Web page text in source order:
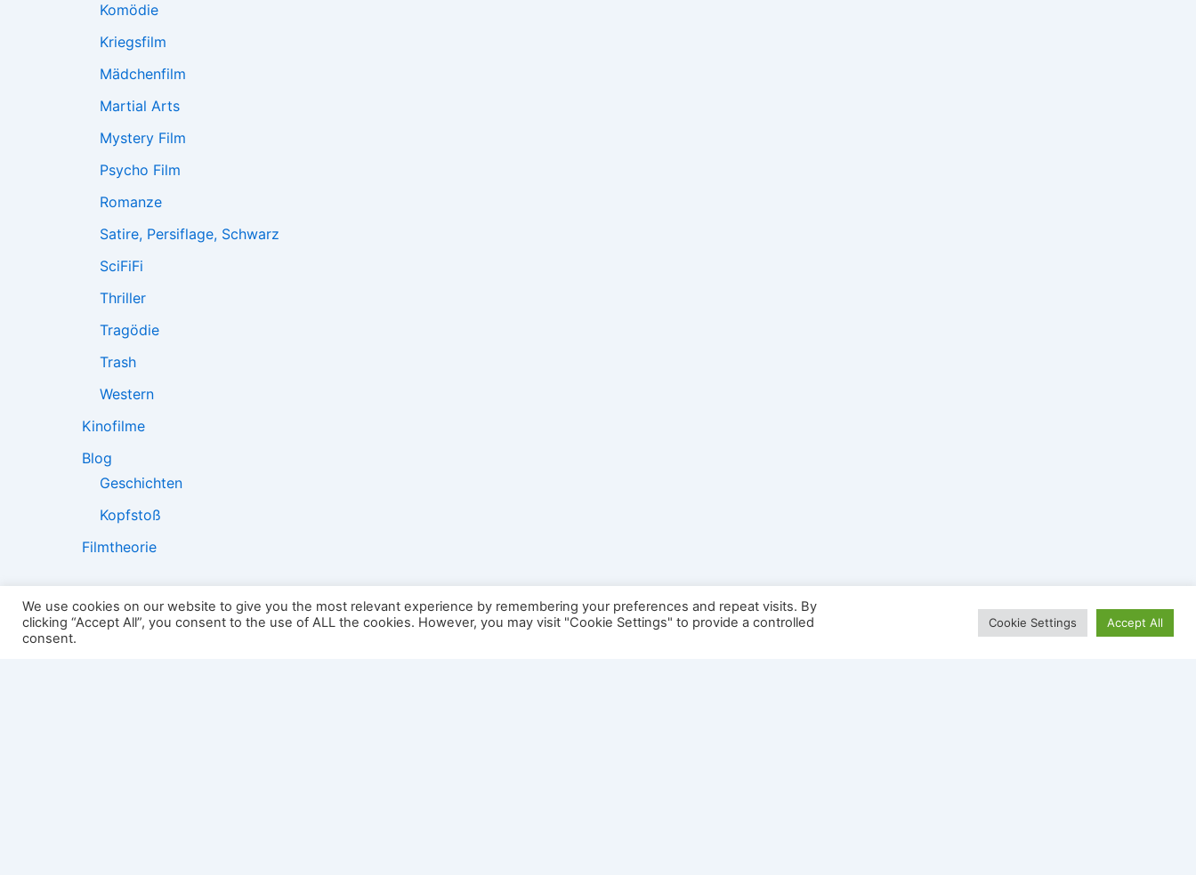
Komödie
Kriegsfilm
Mädchenfilm
Martial Arts
Mystery Film
Psycho Film
Romanze
Satire, Persiflage, Schwarz
SciFiFi
Thriller
Tragödie
Trash
Western
Kinofilme
Blog
Geschichten
Kopfstoß
Filmtheorie
2501:
We use cookies on our website to give you the most relevant experience by remembering your preferences and repeat visits. By
clicking “Accept All”, you consent to the use of ALL the cookies. However, you may visit "Cookie Settings" to provide a controlled
consent.
Cookie Settings Accept All